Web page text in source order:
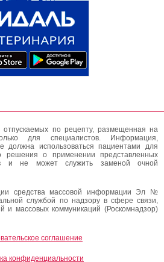
по рецепту, размещенная на
для специалистов. Информация,
должна использоваться пациентами для
решения о применении представленных
и не может служить заменой очной
средства массовой информации Эл №
службой по надзору в сфере связи,
и массовых коммуникаций (Роскомнадзор)
соглашение
конфиденциальности